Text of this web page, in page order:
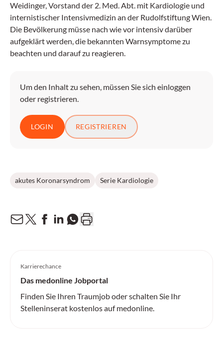
Weidinger, Vorstand der 2. Med. Abt. mit Kardiologie und
internistischer Intensivmedizin an der Rudolfstiftung Wien.
Die Bevölkerung müsse nach wie vor intensiv darüber
aufgeklärt werden, die bekannten Warnsymptome zu
beachten und darauf zu reagieren.
Um den Inhalt zu sehen, müssen Sie sich einloggen
oder registrieren.
LOGIN REGISTRIEREN
akutes Koronarsyndrom Serie Kardiologie
Karrierechance
Das medonline Jobportal
Finden Sie Ihren Traumjob oder schalten Sie Ihr
Stelleninserat kostenlos auf medonline.